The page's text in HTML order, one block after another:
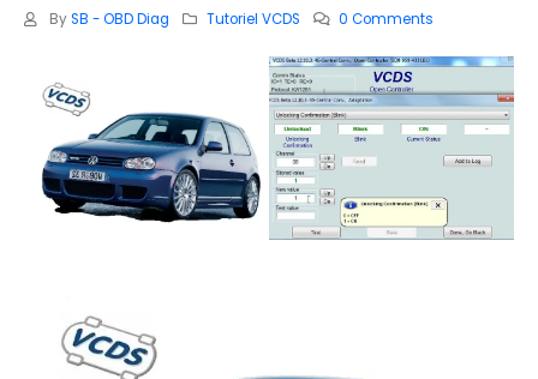
By SB - OBD Diag Tutoriel VCDS 0 Comments